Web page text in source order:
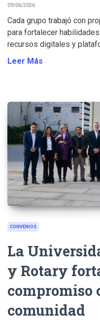
09/06/2026
Cada grupo trabajó con
para fortalecer
recursos digitales y
Leer Más
CONVENIOS
La
y Rotary
compromiso
comunidad